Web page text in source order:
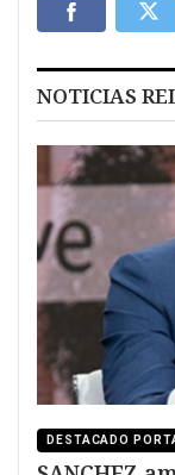
NOTICIAS
DESTACADO